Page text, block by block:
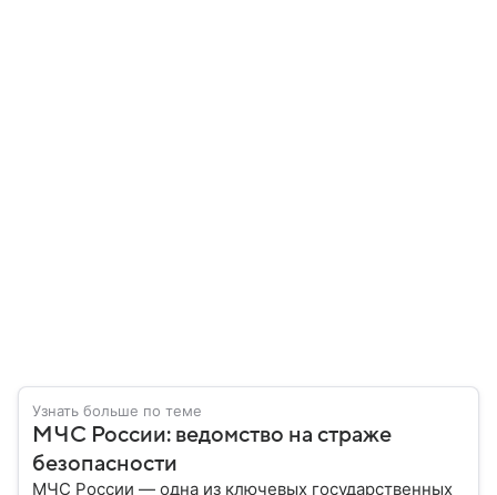
Узнать больше по теме
МЧС России: ведомство на страже
безопасности
МЧС России — одна из ключевых государственных